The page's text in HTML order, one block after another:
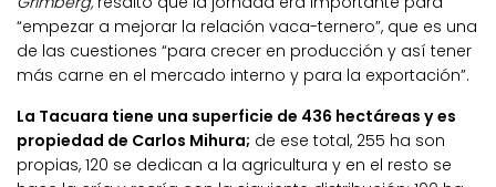
“empezar a mejorar la relación vaca-ternero”, que es una
de las cuestiones “para crecer en producción y así tener
más carne en el mercado interno y para la exportación”.
La Tacuara tiene una superficie de 436 hectáreas y es
propiedad de Carlos Mihura; de ese total, 255 ha son
propias, 120 se dedican a la agricultura y en el resto se